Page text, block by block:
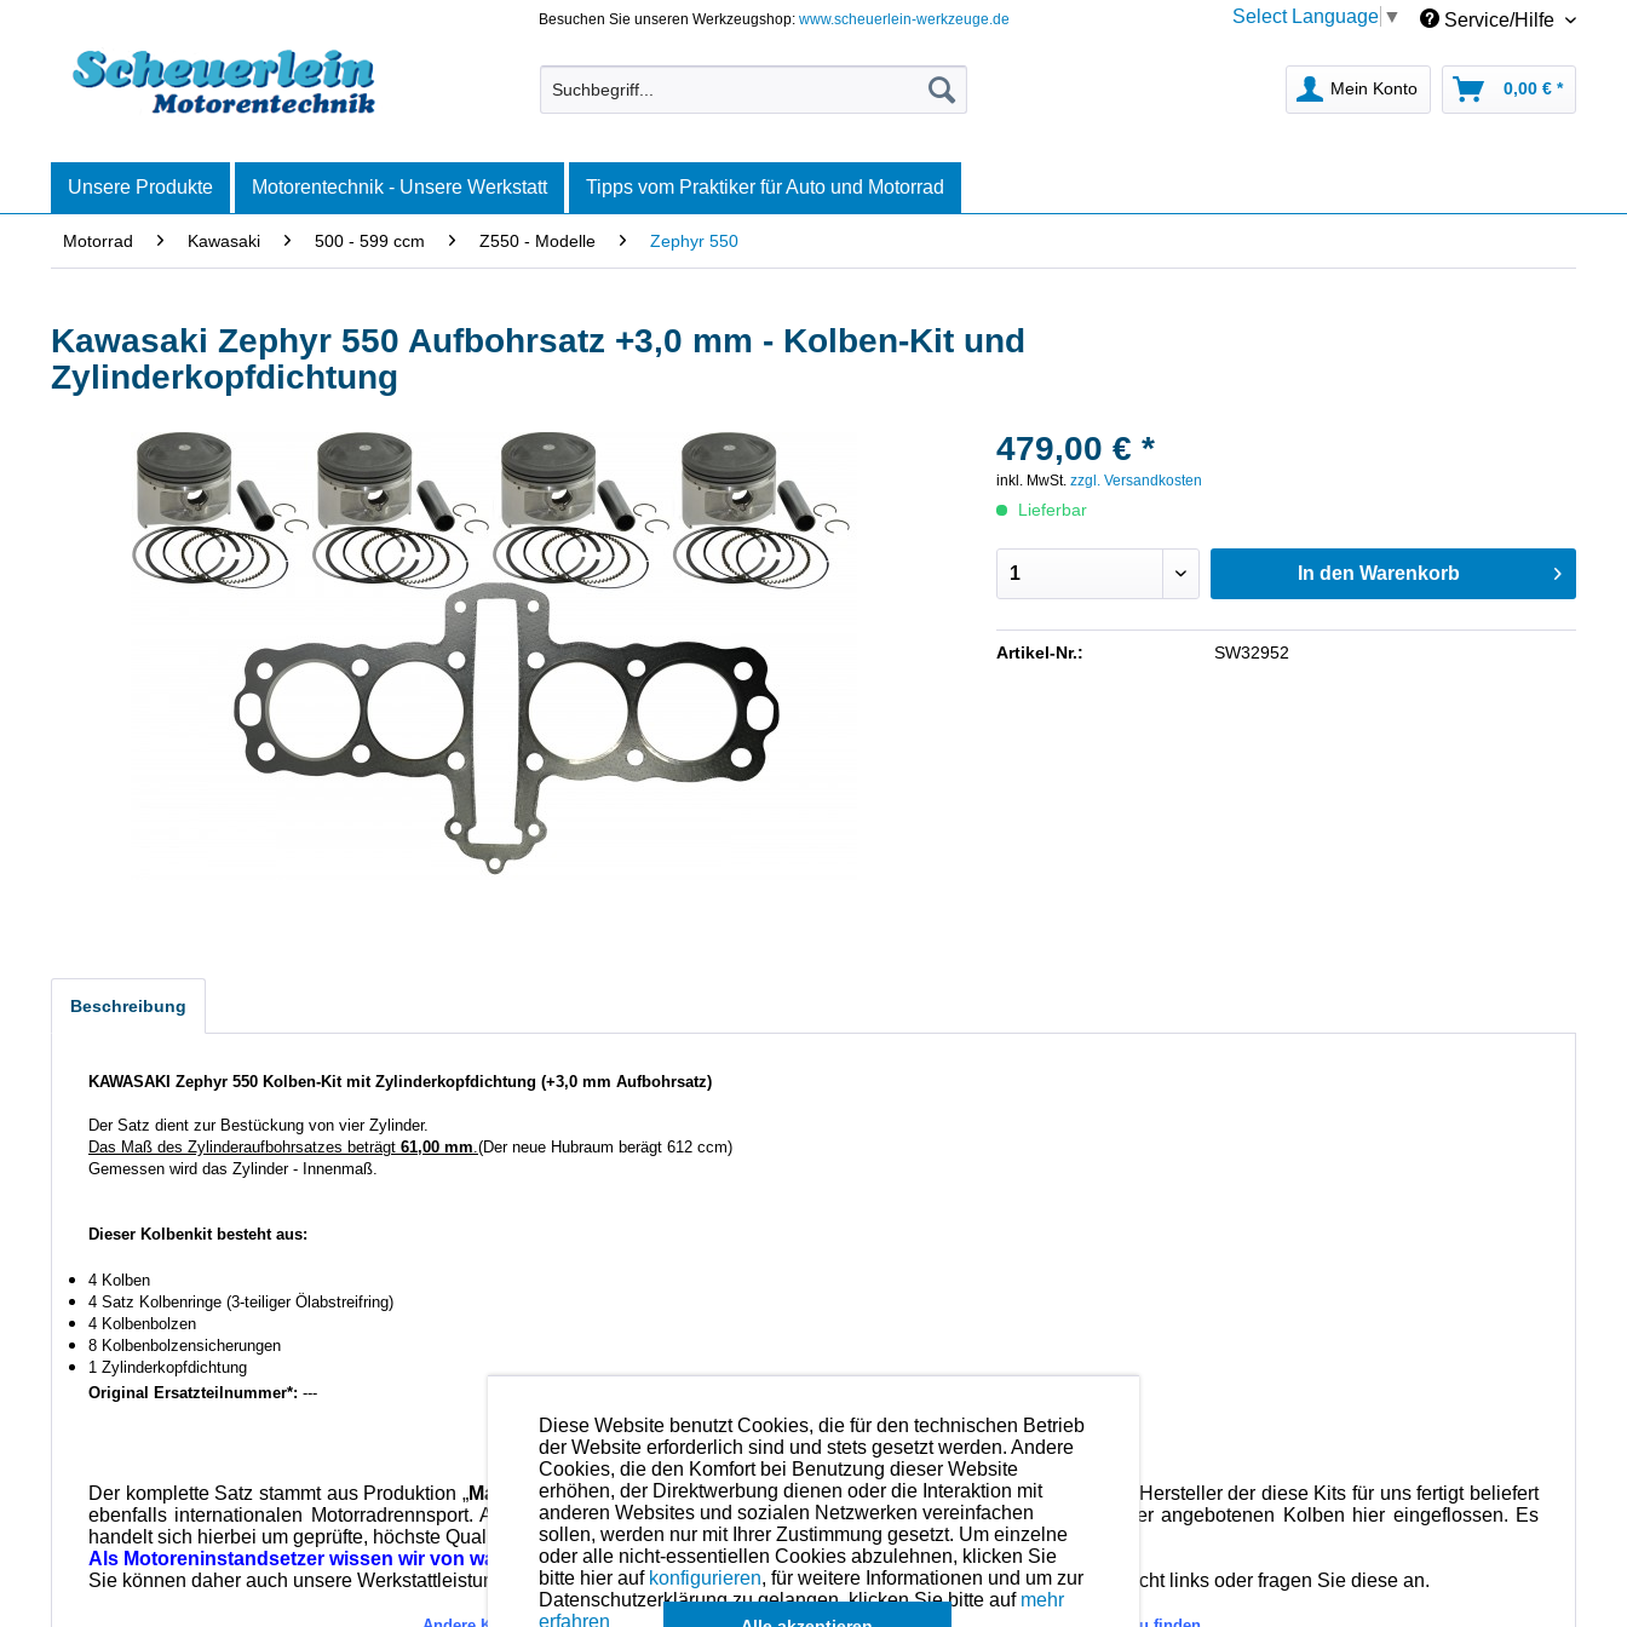
Besuchen Sie unseren Werkzeugshop:www.scheuerlein-werkzeuge.de Select Language ▼ Service/Hilfe
Mein Konto 0,00 € *
Unsere Produkte Motorentechnik - Unsere Werkstatt Tipps vom Praktiker für Auto und Motorrad
Motorrad Kawasaki 500 - 599 ccm Z550 - Modelle Zephyr 550
Kawasaki Zephyr 550 Aufbohrsatz +3,0 mm - Kolben-Kit und
Zylinderkopfdichtung
479,00 € *
inkl. MwSt.zzgl. Versandkosten
Lieferbar
In den Warenkorb
Artikel-Nr.: SW32952
Beschreibung
KAWASAKI Zephyr 550 Kolben-Kit mit Zylinderkopfdichtung (+3,0 mm Aufbohrsatz)
Der Satz dient zur Bestückung von vier Zylinder.
Das Maß des Zylinderaufbohrsatzes beträgt 61,00 mm.(Der neue Hubraum berägt 612 ccm)
Gemessen wird das Zylinder - Innenmaß.
Dieser Kolbenkit besteht aus:
4 Kolben
4 Satz Kolbenringe (3-teiliger Ölabstreifring)
4 Kolbenbolzen
8 Kolbenbolzensicherungen
1 Zylinderkopfdichtung
Original Ersatzteilnummer*: ---
Der komplette Satz stammt aus Produktion „Made in Japan“ und ist qualitativ in der obersten Kategorie anzusiedeln. Der Hersteller der diese Kits für uns fertigt beliefert
ebenfalls internationalen Motorradrennsport. Alle Erfahrungen des Rennsports sind in die Gestaltung und Produktion der angebotenen Kolben hier eingeflossen. Es
handelt sich hierbei um geprüfte, höchste Qualität wie dies seit vielen Jahren Standard geworden ist.
Als Motoreninstandsetzer wissen wir von was wir sprechen.
Sie können daher auch unsere Werkstattleistungen in Anspruch nehmen. Preise hierzu finden Sie in der Kategorien-Übersicht links oder fragen Sie diese an.
Diese Website benutzt Cookies, die für den technischen Betrieb
der Website erforderlich sind und stets gesetzt werden. Andere
Cookies, die den Komfort bei Benutzung dieser Website
erhöhen, der Direktwerbung dienen oder die Interaktion mit
anderen Websites und sozialen Netzwerken vereinfachen
sollen, werden nur mit Ihrer Zustimmung gesetzt. Um einzelne
oder alle nicht-essentiellen Cookies abzulehnen, klicken Sie
bitte hier auf konfigurieren, für weitere Informationen und um zur
Datenschutzerklärung zu gelangen, klicken Sie bitte auf mehr
erfahren